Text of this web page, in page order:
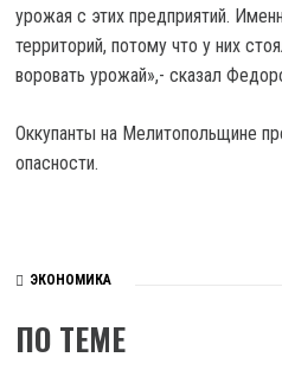
урожая с этих предприятий.
территорий, потому что у них
воровать урожай»,- сказал
Оккупанты на Мелитопольщине
опасности.
ЭКОНОМИКА
ПО ТЕМЕ